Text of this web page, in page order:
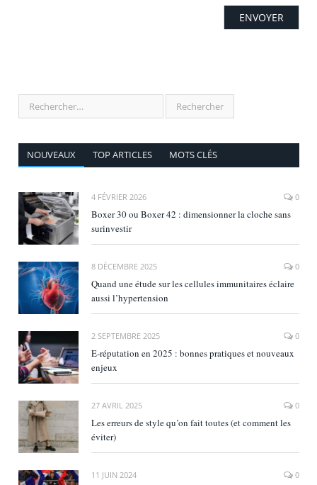
NOUVEAUX TOP ARTICLES MOTS CLÉS
4 FÉVRIER 2026 0
Boxer 30 ou Boxer 42 : dimensionner la cloche sans
surinvestir
8 DÉCEMBRE 2025 0
Quand une étude sur les cellules immunitaires éclaire
aussi l’hypertension
2 SEPTEMBRE 2025 0
E‑réputation en 2025 : bonnes pratiques et nouveaux
enjeux
27 AVRIL 2025 0
Les erreurs de style qu’on fait toutes (et comment les
éviter)
11 JUIN 2024 0